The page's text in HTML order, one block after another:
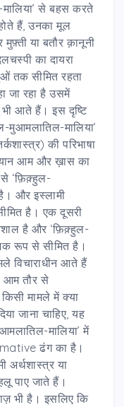
से बहस करते
हैं, उनका मूल
मुफ़्ती या बतौर क़ानूनी
का दायरा
तक सीमित रहता
जा रहा है उसमें
आते हैं। इस दृष्टि
मुआमलातिल-मालिया’
की परिभाषा
आम और ख़ास का
से ‘फ़िक़्हुल-
और इस्लामी
है। एक दूसरी
है और ‘फ़िक़्हुल-
रूप से सीमित है।
विचाराधीन आते हैं
आम तौर से
मामले में क्या
जाना चाहिए, यह
मालिया’ में
ढंग का है।
या
पाए जाते हैं।
भी है। इसलिए कि